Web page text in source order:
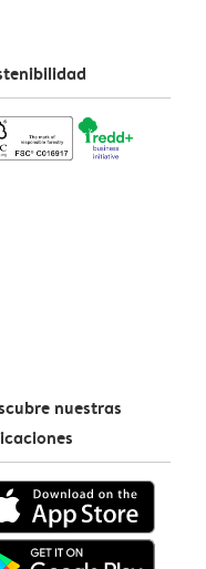
nuestras